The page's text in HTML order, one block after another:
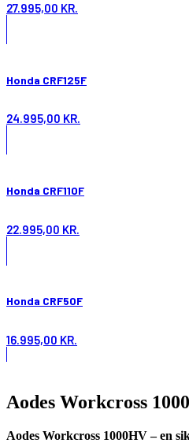
27.995,00 KR.
Honda CRF125F
24.995,00 KR.
Honda CRF110F
22.995,00 KR.
Honda CRF50F
16.995,00 KR.
Aodes Workcross
Aodes Workcross 1000HV – en